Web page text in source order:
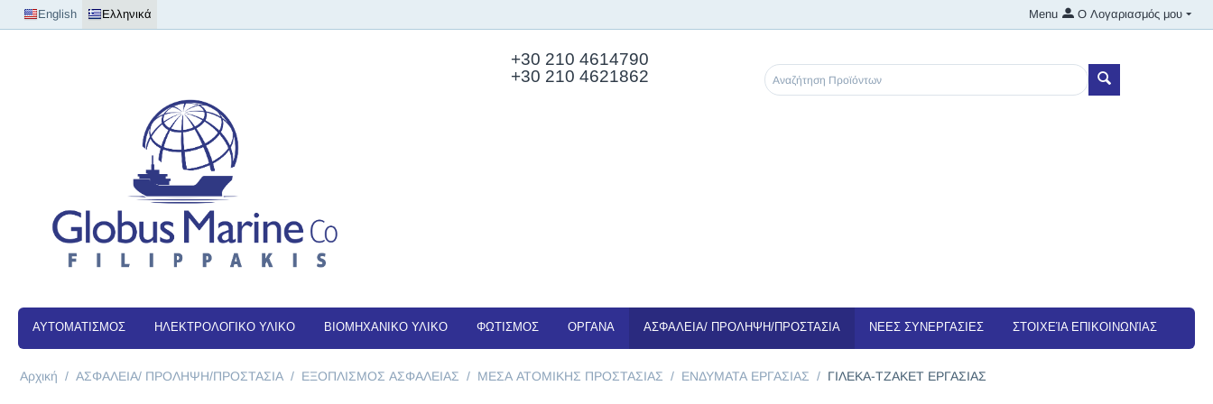
English Ελληνικά Ο Λογαριασμός μου
Menu
+30 210 4614790
+30 210 4621862
ΑΥΤΟΜΑΤΙΣΜΟΣ ΗΛΕΚΤΡΟΛΟΓΙΚΟ ΥΛΙΚΟ ΒΙΟΜΗΧΑΝΙΚΟ ΥΛΙΚΟ ΦΩΤΙΣΜΟΣ ΟΡΓΑΝΑ ΑΣΦΑΛΕΙΑ/ ΠΡΟΛΗΨΗ/ΠΡΟΣΤΑΣΙΑ NEEΣ ΣΥΝΕΡΓΑΣΙΕΣ ΣΤΟΙΧΕΊΑ ΕΠΙΚΟΙΝΩΝΊΑΣ
Αρχική / ΑΣΦΑΛΕΙΑ/ ΠΡΟΛΗΨΗ/ΠΡΟΣΤΑΣΙΑ / ΕΞΟΠΛΙΣΜΟΣ ΑΣΦΑΛΕΙΑΣ / ΜΕΣΑ ΑΤΟΜΙΚΗΣ ΠΡΟΣΤΑΣΙΑΣ / ΕΝΔΥΜΑΤΑ ΕΡΓΑΣΙΑΣ / ΓΙΛΕΚΑ-ΤΖΑΚΕΤ ΕΡΓΑΣΙΑΣ